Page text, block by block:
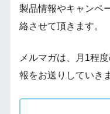
製品情報やキャンペ
絡させて頂きます。
メルマガは、月1程
報をお送りしていき